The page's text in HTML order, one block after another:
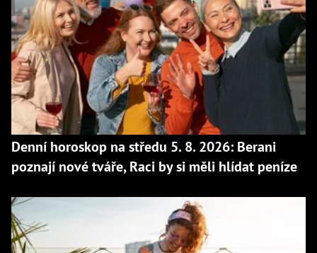
Denní horoskop na středu 5. 8. 2026: Berani
poznají nové tváře, Raci by si měli hlídat peníze